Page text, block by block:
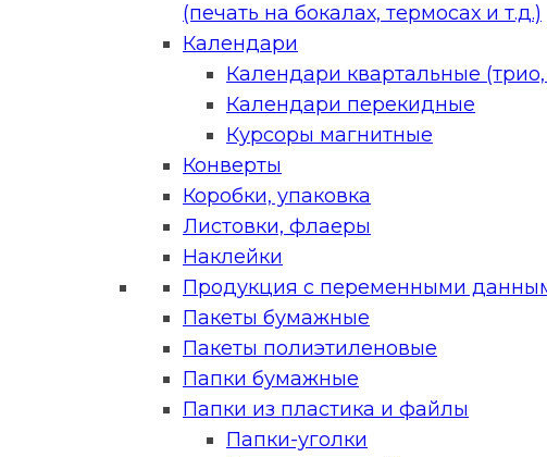
(печать на бокалах, термосах и т.д.)
Календари
Календари квартальные
Календари перекидные
Курсоры магнитные
Конверты
Коробки, упаковка
Листовки, флаеры
Наклейки
Продукция с переменными
Пакеты бумажные
Пакеты полиэтиленовые
Папки бумажные
Папки из пластика и файлы
Папки-уголки